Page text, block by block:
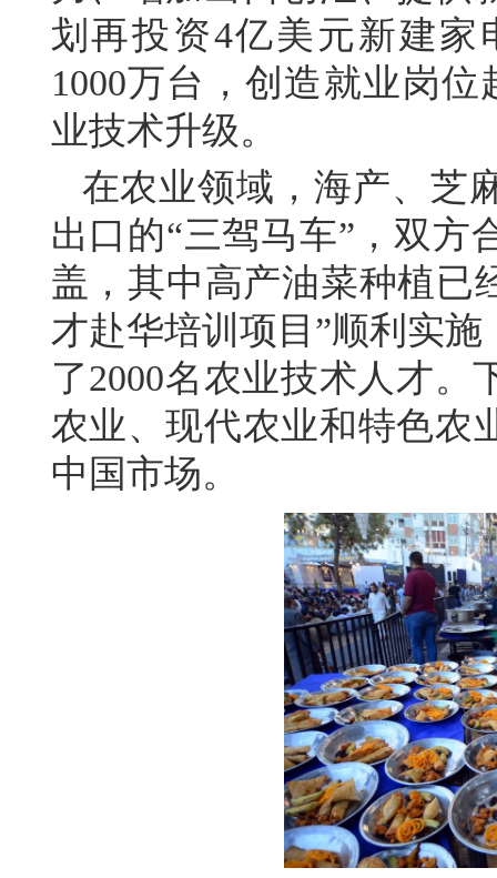
划再投资4亿美元新建
1000万台，创造就业岗
业技术升级。
在农业领域，海产、芝
出口的“三驾马车”，双方
盖，其中高产油菜种植已
才赴华培训项目”顺利实
了2000名农业技术人才
农业、现代农业和特色农
中国市场。